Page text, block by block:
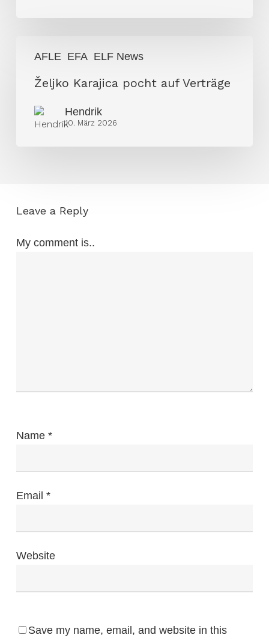
AFLE EFA ELF News
Karajica
pocht
Verträge
Željko Karajica pocht auf Verträge
Hendrik
10. März 2026
Leave a Reply
My comment is..
Name *
Email *
Website
Save my name, email, and website in this